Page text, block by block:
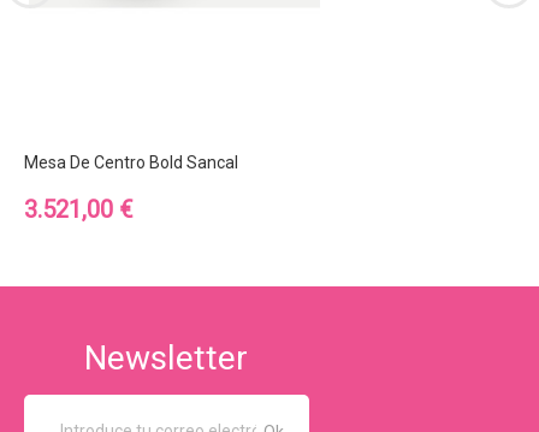
Mesa De Centro Bold Sancal
Precio
3.521,00 €
Newsletter